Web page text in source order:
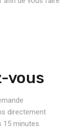
vous
directement
15 minutes.